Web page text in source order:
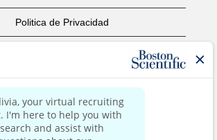
Politica de Privacidad
Aviso de Derechos de Autor
Contáctenos
Oficinas Centrales